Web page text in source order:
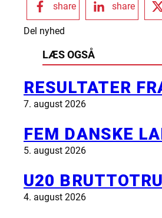
share share
Del nyhed
LÆS OGSÅ
RESULTATER
7. august 2026
FEM DANSKE
5. august 2026
U20
4. august 2026